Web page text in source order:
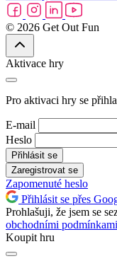
© 2026 Get Out Fun
Aktivace hry
Pro aktivaci hry se
E-mail
Heslo
Přihlásit se
Zaregistrovat se
Zapomenuté heslo
Přihlásit se přes
Prohlašuji, že jsem se
obchodními podmínkami
Koupit hru